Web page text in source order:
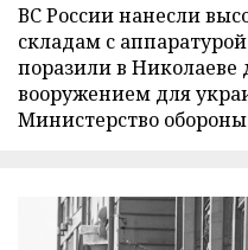
ВС России нанесли
складам с
поразили в Николаеве
вооружением для
Министерство